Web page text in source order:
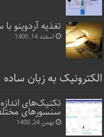
تغذیه آردوینو
اسفند 14, 1400
الکترونیک به زبان ساده
تکنیک‌های
سنسورهای
بهمن 24, 1400